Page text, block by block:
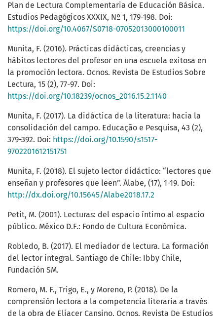
Plan de Lectura Complementaria de Educación Básica.
Estudios Pedagógicos XXXIX, Nº 1, 179-198. Doi:
https://doi.org/10.4067/S0718-07052013000100011
Munita, F. (2016). Prácticas didácticas, creencias y
hábitos lectores del profesor en una escuela exitosa en
la promoción lectora. Ocnos. Revista De Estudios Sobre
Lectura, 15 (2), 77-97. Doi:
https://doi.org/10.18239/ocnos_2016.15.2.1140
Munita, F. (2017). La didáctica de la literatura: hacia la
consolidación del campo. Educação e Pesquisa, 43 (2),
379-392. Doi: https://doi.org/10.1590/s1517-
9702201612151751
Munita, F. (2018). El sujeto lector didáctico: “lectores que
enseñan y profesores que leen”. Álabe, (17), 1-19. Doi:
http://dx.doi.org/10.15645/Alabe2018.17.2
Petit, M. (2001). Lecturas: del espacio íntimo al espacio
público. México D.F.: Fondo de Cultura Económica.
Robledo, B. (2017). El mediador de lectura. La formación
del lector integral. Santiago de Chile: Ibby Chile,
Fundación SM.
Romero, M. F., Trigo, E., y Moreno, P. (2018). De la
comprensión lectora a la competencia literaria a través
de la obra de Eliacer Cansino. Ocnos. Revista De Estudios